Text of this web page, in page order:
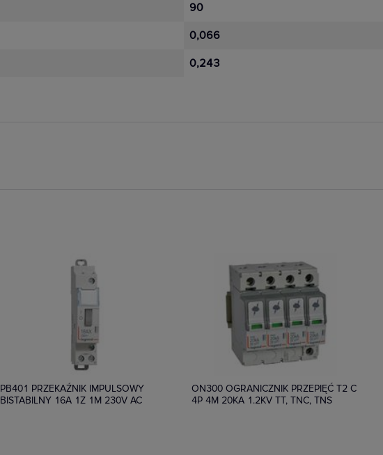
90
0,066
0,243
PB401 PRZEKAŹNIK IMPULSOWY
BISTABILNY 16A 1Z 1M 230V AC
ON300 OGRANICZNIK PRZEPIĘĆ T2 C
4P 4M 20KA 1.2KV TT, TNC, TNS